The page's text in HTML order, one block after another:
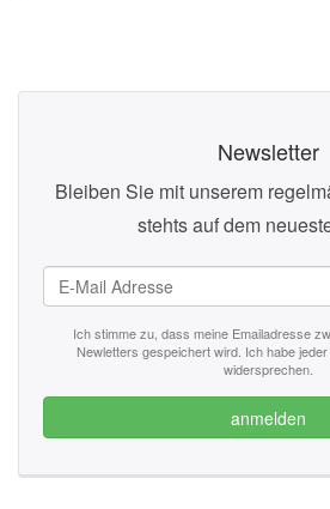
Newsletter
Bleiben Sie mit unserem
stehts auf dem
Ich stimme zu, dass meine Emailadresse
Newletters gespeichert wird. Ich habe
widersprechen.
anmelden